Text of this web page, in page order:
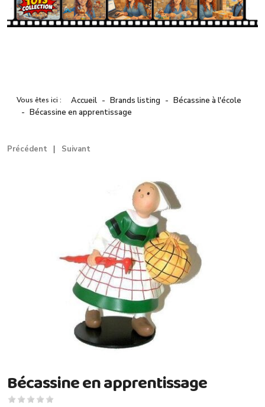
Vous êtes ici : Accueil Brands listing
Bécassine à l'école
Bécassine en apprentissage
Précédent Suivant
Bécassine en apprentissage